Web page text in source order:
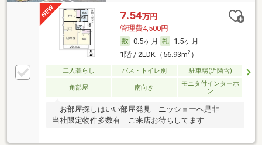
7.54万円
管理費4,500円
0.5ヶ月
1.5ヶ月
1階 / 2LDK（56.93m2）
二人暮らし バス・トイレ別 駐車場(近隣含)
角部屋 南向き
モニタ付インターホ
ン
お部屋探しはいい部屋発見 ニッショーへ是非
当社限定物件多数有 ご来店お待ちしてます